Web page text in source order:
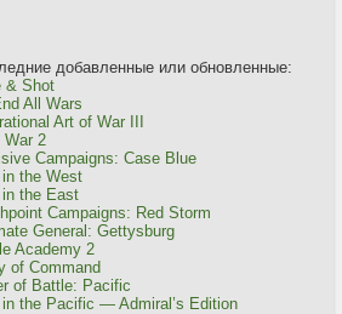
добавленные или обновленные:
& Shot
All Wars
Art of War III
War 2
Campaigns: Case Blue
the West
the East
Campaigns: Red Storm
General: Gettysburg
Academy 2
of Command
of Battle: Pacific
the Pacific — Admiral’s Edition